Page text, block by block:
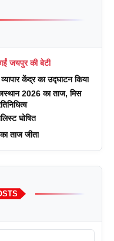
जयपुर की बेटी
केंद्र का उद्घाटन किया
2026 का ताज, मिस
घोषित
ताज जीता